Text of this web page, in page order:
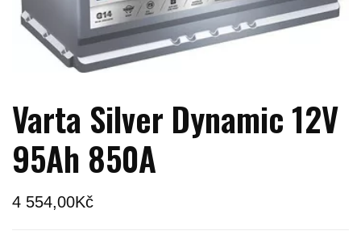
Varta Silver Dynamic 12V
95Ah 850A
4 554,00Kč